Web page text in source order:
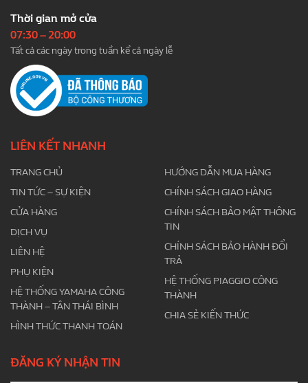
Thời gian mở cửa
07:30 – 20:00
Tất cả các ngày trong tuần kể cả ngày lễ
LIÊN KẾT NHANH
TRANG CHỦ
TIN TỨC – SỰ KIỆN
CỬA HÀNG
DỊCH VỤ
LIÊN HỆ
PHỤ KIỆN
HỆ THỐNG YAMAHA CÔNG
THÀNH – TÂN THÁI BÌNH
HÌNH THỨC THANH TOÁN
HƯỚNG DẪN MUA HÀNG
CHÍNH SÁCH GIAO HÀNG
CHÍNH SÁCH BẢO MẬT THÔNG
TIN
CHÍNH SÁCH BẢO HÀNH ĐỔI
TRẢ
HỆ THỐNG PIAGGIO CÔNG
THÀNH
CHIA SẺ KIẾN THỨC
ĐĂNG KÝ NHẬN TIN